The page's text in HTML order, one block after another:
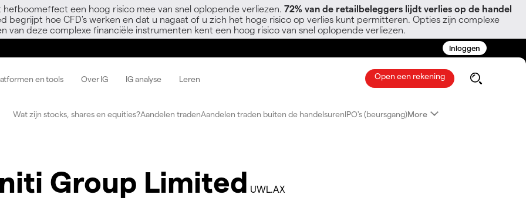
een hoog risico mee van snel oplopende verliezen. 72% van de retailbeleggers lijdt verlies op de handel
begrijpt hoe CFD's werken en dat u nagaat of u zich het hoge risico op verlies kunt permitteren. Opties zijn complexe
van deze complexe financiële instrumenten kent een hoog risico van snel oplopende verliezen.
Inloggen
en tools Over IG IG analyse Leren Open een rekening
Wat zijn stocks, shares en equities?Aandelen tradenAandelen traden buiten de handelsurenIPO's (beursgang)More
Group Limited UWL.AX